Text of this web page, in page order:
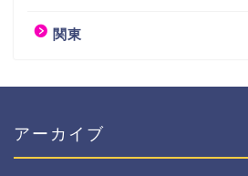
関東
アーカイブ